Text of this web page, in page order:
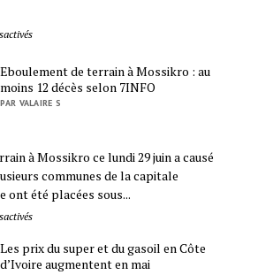
Eboulement de terrain à Mossikro : au
moins 12 décès selon 7INFO
PAR VALAIRE S
à Mossikro ce lundi 29 juin a causé
communes de la capitale
ont été placées sous...
Les prix du super et du gasoil en Côte
d’Ivoire augmentent en mai